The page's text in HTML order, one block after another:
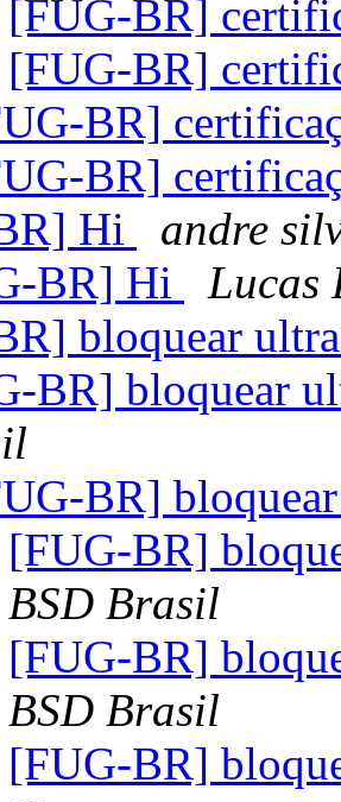
[FUG-BR]
[FUG-BR]
BR]
BR]
Hi
andre
BR] Hi
Lucas
bloquear
BR] bloquear
BR]
[FUG-BR]
BSD Brasil
[FUG-BR]
BSD Brasil
[FUG-BR]